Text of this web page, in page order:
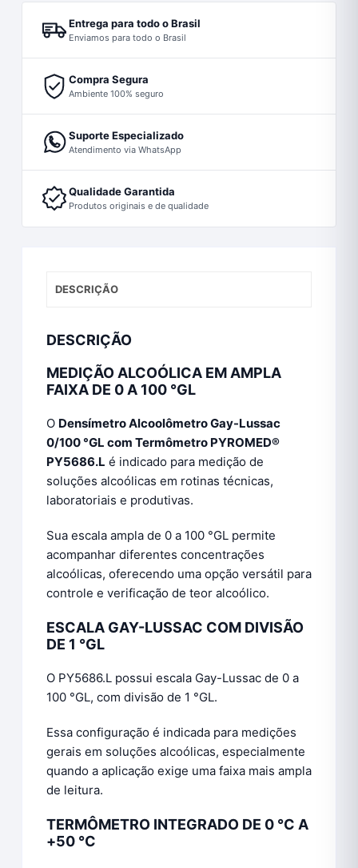
Entrega para todo o Brasil
Enviamos para todo o Brasil
Compra Segura
Ambiente 100% seguro
Suporte Especializado
Atendimento via WhatsApp
Qualidade Garantida
Produtos originais e de qualidade
DESCRIÇÃO
DESCRIÇÃO
MEDIÇÃO ALCOÓLICA EM AMPLA
FAIXA DE 0 A 100 °GL
O Densímetro Alcoolômetro Gay-Lussac
0/100 °GL com Termômetro PYROMED®
PY5686.L é indicado para medição de
soluções alcoólicas em rotinas técnicas,
laboratoriais e produtivas.
Sua escala ampla de 0 a 100 °GL permite
acompanhar diferentes concentrações
alcoólicas, oferecendo uma opção versátil para
controle e verificação de teor alcoólico.
ESCALA GAY-LUSSAC COM DIVISÃO
DE 1 °GL
O PY5686.L possui escala Gay-Lussac de 0 a
100 °GL, com divisão de 1 °GL.
Essa configuração é indicada para medições
gerais em soluções alcoólicas, especialmente
quando a aplicação exige uma faixa mais ampla
de leitura.
TERMÔMETRO INTEGRADO DE 0 °C A
+50 °C